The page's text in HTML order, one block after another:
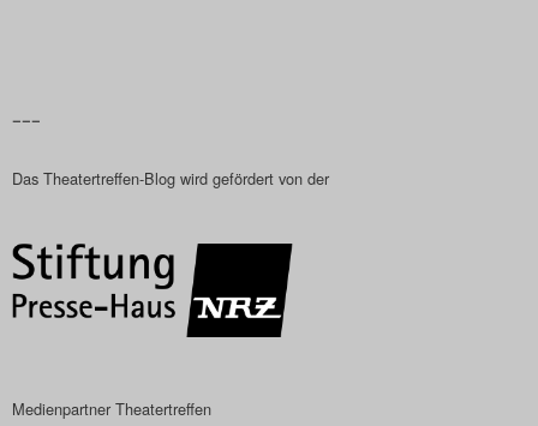
–––
Das Theatertreffen-Blog wird gefördert von der
Medienpartner Theatertreffen